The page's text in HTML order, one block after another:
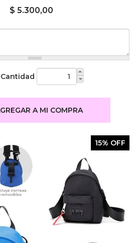
$ 5.300,00
Cantidad
A MI COMPRA
15% OFF